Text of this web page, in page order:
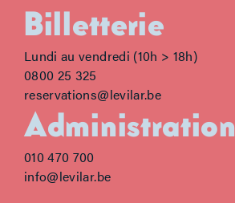
Billetterie
Lundi au vendredi (10h > 18h)
0800 25 325
reservations@levilar.be
Administration
010 470 700
info@levilar.be